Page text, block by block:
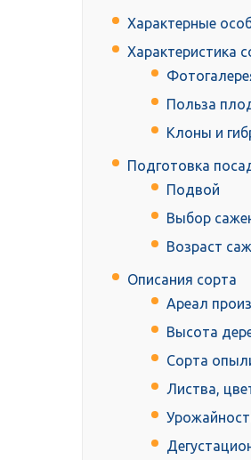
Характерные
Характеристика
Польза
Клоны и
Подготовка
Подвой
Выбор
Возраст
Описания сорта
Ареал
Высота
Сорта
Листва,